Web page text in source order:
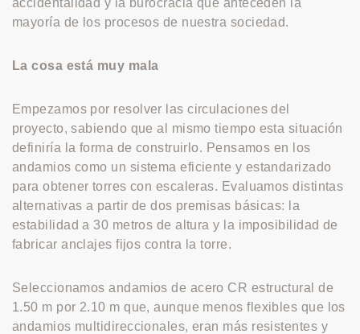
accidentalidad y la burocracia que anteceden la
mayoría de los procesos de nuestra sociedad.
La cosa está muy mala
Empezamos por resolver las circulaciones del
proyecto, sabiendo que al mismo tiempo esta situación
definiría la forma de construirlo. Pensamos en los
andamios como un sistema eficiente y estandarizado
para obtener torres con escaleras. Evaluamos distintas
alternativas a partir de dos premisas básicas: la
estabilidad a 30 metros de altura y la imposibilidad de
fabricar anclajes fijos contra la torre.
Seleccionamos andamios de acero CR estructural de
1.50 m por 2.10 m que, aunque menos flexibles que los
andamios multidireccionales, eran más resistentes y